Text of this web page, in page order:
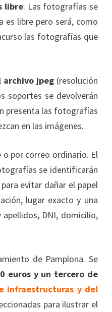
libre. Las fotografías se
es libre pero será, como
las fotografías que
archivo jpeg(resolución
soportes se devolverán
presenta las fotografías
en las imágenes.
por correo ordinario. El
se identificarán
evitar dañar el papel
lugar exacto y una
DNI, domicilio,
de Pamplona. Se
euros y un tercero de
infraestructuras y del
para ilustrar el